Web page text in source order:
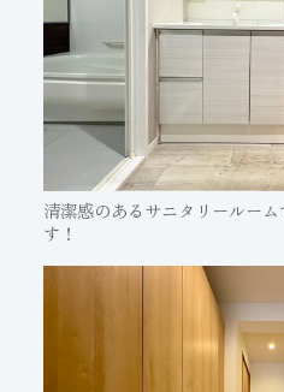
清潔感のあるサニタリールー
す！